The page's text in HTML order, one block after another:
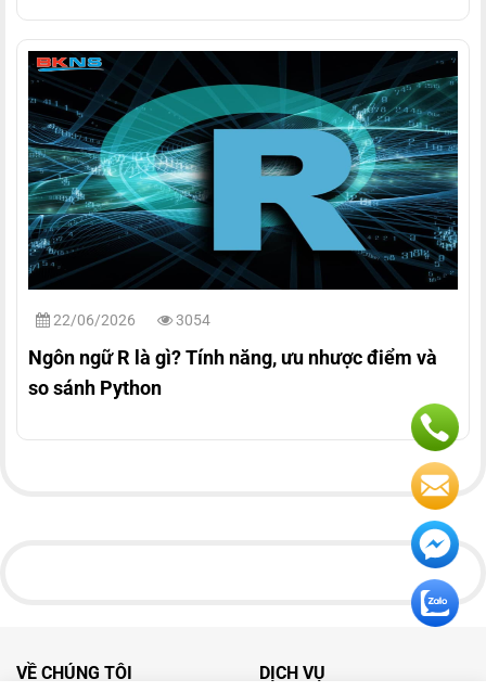
22/06/2026 3054
Ngôn ngữ R là gì? Tính năng, ưu nhược điểm và
so sánh Python
VỀ CHÚNG TÔI DỊCH VỤ